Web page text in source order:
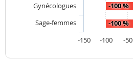
-100 %
-100 %
Gynécologues
Sage-femmes
-150
-100 -50